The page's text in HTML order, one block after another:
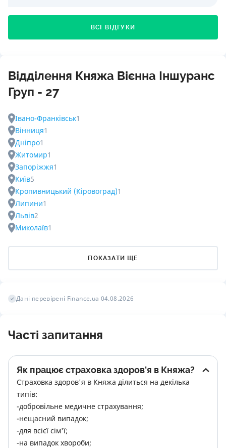
ВСІ ВІДГУКИ
Відділення Княжа Вієнна Іншуранс
Груп - 27
Івано-Франківськ1
Вінниця1
Дніпро1
Житомир1
Запоріжжя1
Київ5
Кропивницький (Кіровоград)1
Липини1
Львів2
Миколаїв1
ПОКАЗАТИ ЩЕ
Дані перевірені Finance.ua 04.08.2026
Часті запитання
Як працює страховка здоров'я в Княжа?
Страховка здоров'я в Княжа ділиться на декілька
типів:
-добровільне медичне страхування;
-нещасний випадок;
-для всієї сім'ї;
-на випадок хвороби;